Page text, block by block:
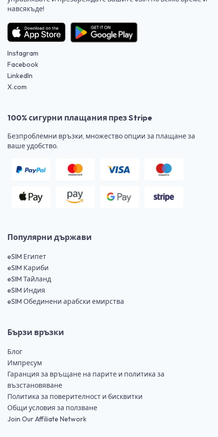
навсякъде!
Instagram
Facebook
LinkedIn
X.com
100% сигурни плащания през Stripe
Безпроблемни връзки, множество опции за плащане за
ваше удобство.
Популярни държави
eSIM Египет
eSIM Кариби
eSIM Тайланд
eSIM Индия
eSIM Обединени арабски емирства
Бързи връзки
Блог
Импресум
Гаранция за връщане на парите и политика за
възстановяване
Политика за поверителност и бисквитки
Общи условия за ползване
Join Our Affiliate Network